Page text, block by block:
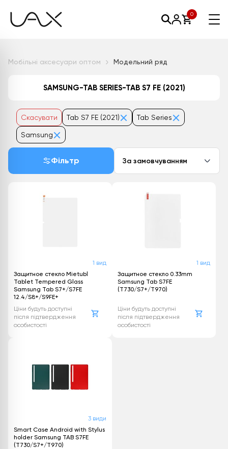
0
Мобільні аксесуари оптом Модельний ряд
SAMSUNG-TAB SERIES-TAB S7 FE (2021)
Скасувати Tab S7 FE (2021) Tab Series
Samsung
Фільтр За замовчуванням
1 вид
Защитное стекло Mietubl
Tablet Tempered Glass
Samsung Tab S7+/S7FE
12.4/S8+/S9FE+
Ціни будуть доступні
після підтвердження
особистості
1 вид
Защитное стекло 0.33mm
Samsung Tab S7FE
(T730/S7+/T970)
Ціни будуть доступні
після підтвердження
особистості
3 види
Smart Case Android with Stylus
holder Samsung TAB S7FE
(T730/S7+/T970)